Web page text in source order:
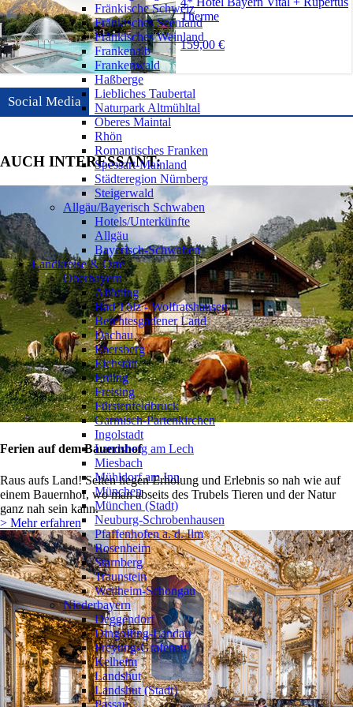
Therme
159,00 €
Social Media
AUCH INTERESSANT:
Ferien auf dem Bauernhof
Raus aufs Land! Selten liegen Erholung und Erlebnis so nah wie auf
einem Bauernhof, wo man abseits des Trubels Tieren und der Natur
ganz nah sein kann.
> Mehr erfahren
Fränkische Schweiz
Fränkisches Seenland
Fränkisches Weinland
Frankenalb
Frankenwald
Haßberge
Liebliches Taubertal
Naturpark Altmühltal
Oberes Maintal
Rhön
Romantisches Franken
Spessart-Mainland
Städteregion Nürnberg
Steigerwald
Allgäu/Bayerisch Schwaben
❯
Hotels/Unterkünfte
Allgäu
Bayerisch-Schwaben
Landkreise & Orte
Oberbayern
❯
Altötting
Bad Tölz - Wolfratshausen
Berchtesgadener Land
Dachau
Ebersberg
Eichstätt
Erding
Freising
Fürstenfeldbruck
Garmisch-Partenkirchen
Ingolstadt
Landsberg am Lech
Miesbach
Mühldorf am Inn
München
München (Stadt)
Neuburg-Schrobenhausen
Pfaffenhofen a. d. Ilm
Rosenheim
Starnberg
Traunstein
Weilheim-Schongau
Niederbayern
❯
Deggendorf
Dingolfing-Landau
Freyung-Grafenau
Kelheim
Landshut
Landshut (Stadt)
Passau